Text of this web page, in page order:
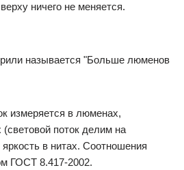
ничего не меняется.
называется "Больше люменов
измеряется в люменах,
поток делим на
в нитах. Соотношения
ГОСТ 8.417-2002.